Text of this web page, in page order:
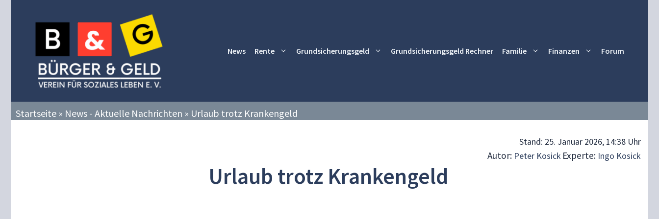
News Rente Grundsicherungsgeld Grundsicherungsgeld Rechner Familie Finanzen Forum
Startseite » News - Aktuelle Nachrichten » Urlaub trotz Krankengeld
Stand: 25. Januar 2026, 14:38 Uhr
Autor: Peter Kosick Experte: Ingo Kosick
Urlaub trotz Krankengeld